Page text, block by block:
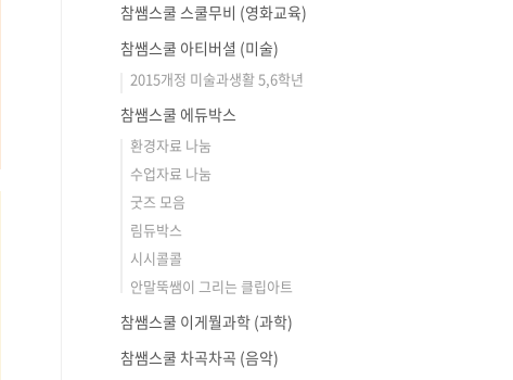
참쌤스쿨 스쿨무비 (영화교육)
참쌤스쿨 아티버셜 (미술)
2015개정 미술과생활 5,6학년
참쌤스쿨 에듀박스
환경자료 나눔
수업자료 나눔
굿즈 모음
림듀박스
시시콜콜
안말뚝쌤이 그리는 클립아트
참쌤스쿨 이게뭘과학 (과학)
참쌤스쿨 차곡차곡 (음악)